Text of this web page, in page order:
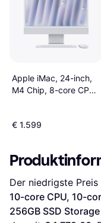
Apple iMac, 24-inch,
M4 Chip, 8-core CPU,
256GB SSD Storage
€ 1.599
Der niedrigste
10-core CPU, 10-
256GB SSD